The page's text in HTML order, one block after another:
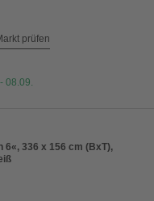
prüfen
08.09.
6«, 336 x 156 cm (BxT),